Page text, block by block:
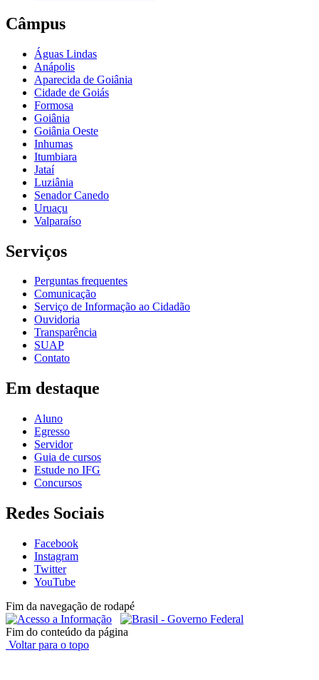
Câmpus
Águas Lindas
Anápolis
Aparecida de Goiânia
Cidade de Goiás
Formosa
Goiânia
Goiânia Oeste
Inhumas
Itumbiara
Jataí
Luziânia
Senador Canedo
Uruaçu
Valparaíso
Serviços
Perguntas frequentes
Comunicação
Serviço de Informação ao Cidadão
Ouvidoria
Transparência
SUAP
Contato
Em destaque
Aluno
Egresso
Servidor
Guia de cursos
Estude no IFG
Concursos
Redes Sociais
Facebook
Instagram
Twitter
YouTube
Fim da navegação de rodapé
Fim do conteúdo da página
Voltar para o topo